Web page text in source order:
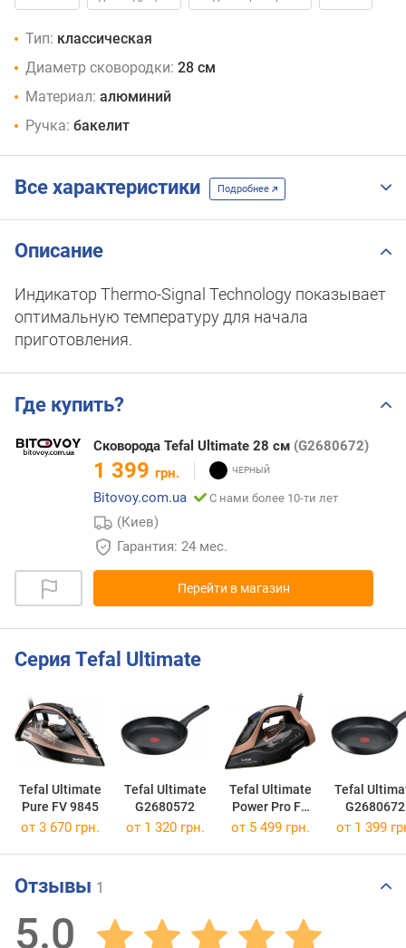
Тип: классическая
Диаметр сковородки: 28 см
Материал: алюминий
Ручка: бакелит
Все характеристики Подробнее
Описание
Индикатор Thermo-Signal Technology показывает
оптимальную температуру для начала
приготовления.
Где купить?
Сковорода Tefal Ultimate 28 см (G2680672)
1 399 грн.
Bitovoy.com.ua
С нами более 10-ти лет
(Киев)
Гарантия: 24 мес.
Перейти в магазин
Серия Tefal Ultimate
Tefal Ultimate
Pure FV 9845
Tefal Ultimate
G2680572
Tefal Ultimate
Power Pro FV
9E50
Tefal
G2680672
от 3 670 грн. от 1 320 грн. от 5 499 грн. от 1 399
Отзывы 1
5.0